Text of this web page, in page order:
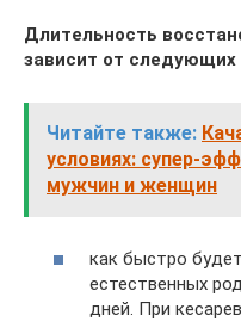
Длительность
зависит от следующих
Читайте также:
условиях: супер-
мужчин и женщин
как быстро
естественных
дней. При